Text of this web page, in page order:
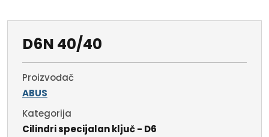
D6N 40/40
Proizvođač
ABUS
Kategorija
Cilindri specijalan ključ - D6